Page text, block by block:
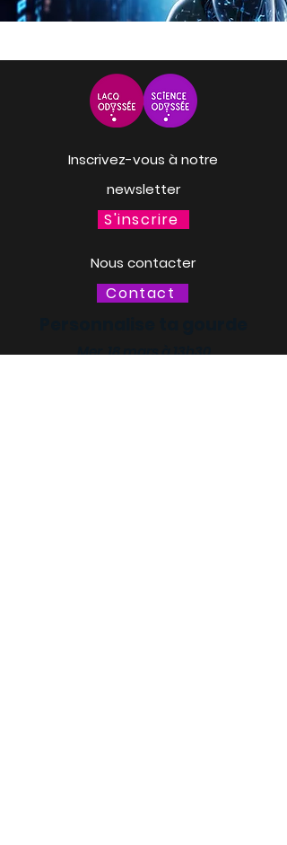
Inscrivez-vous à notre
newsletter
S'inscrire
Nous contacter
Contact
Mer. 18 mars à 13h30